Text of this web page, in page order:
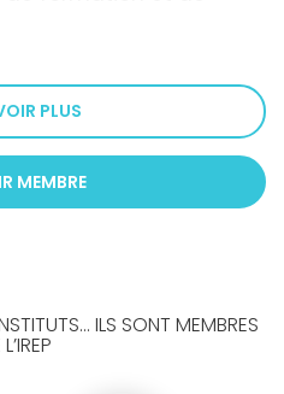
PLUS
MEMBRE
ILS SONT MEMBRES